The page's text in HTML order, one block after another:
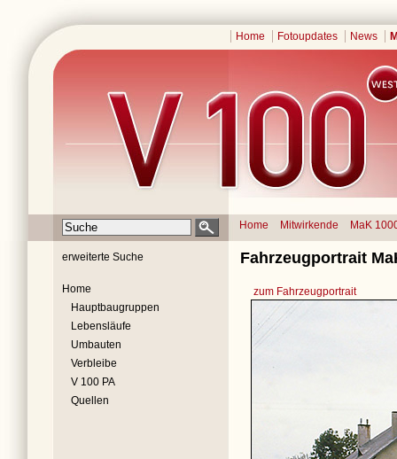
Home Fotoupdates News
Home Mitwirkende MaK
erweiterte Suche
Home
Hauptbaugruppen
Lebensläufe
Umbauten
Verbleibe
V 100 PA
Quellen
Fahrzeugportrait
zum Fahrzeugportrait